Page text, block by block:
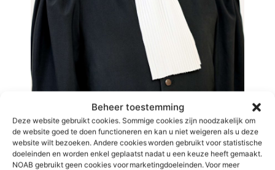
Beheer toestemming
Deze website gebruikt cookies. Sommige cookies zijn noodzakelijk om
de website goed te doen functioneren en kan u niet weigeren als u deze
website wilt bezoeken. Andere cookies worden gebruikt voor statistische
doeleinden en worden enkel geplaatst nadat u een keuze heeft gemaakt.
NOAB gebruikt geen cookies voor marketingdoeleinden. Voor meer
Mr. Frank Judo